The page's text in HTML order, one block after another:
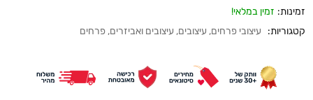
זמינות: זמין במלאי!
קטגוריות:
עיצובי פרחים, עיצובים, עיצובים ואביזרים, פרחים